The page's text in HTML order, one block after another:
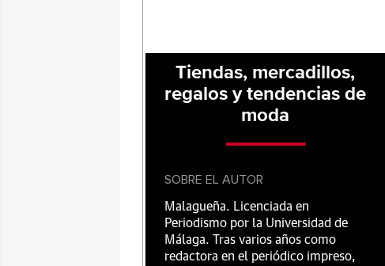
Tiendas, mercadillos,
regalos y tendencias de
moda
SOBRE EL AUTOR
Malagueña. Licenciada en
Periodismo por la Universidad de
Málaga. Tras varios años como
redactora en el periódico impreso,